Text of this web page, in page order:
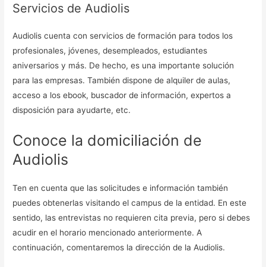
Servicios de Audiolis
Audiolis cuenta con servicios de formación para todos los
profesionales, jóvenes, desempleados, estudiantes
aniversarios y más. De hecho, es una importante solución
para las empresas. También dispone de alquiler de aulas,
acceso a los ebook, buscador de información, expertos a
disposición para ayudarte, etc.
Conoce la domiciliación de
Audiolis
Ten en cuenta que las solicitudes e información también
puedes obtenerlas visitando el campus de la entidad. En este
sentido, las entrevistas no requieren cita previa, pero si debes
acudir en el horario mencionado anteriormente. A
continuación, comentaremos la dirección de la Audiolis.